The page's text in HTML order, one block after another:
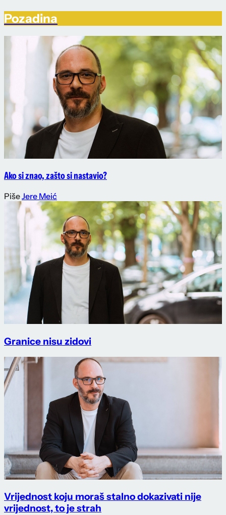
Pozadina
Ako si znao, zašto si nastavio?
PišeJere Meić
Granice nisu zidovi
Vrijednost koju moraš stalno dokazivati nije
vrijednost, to je strah